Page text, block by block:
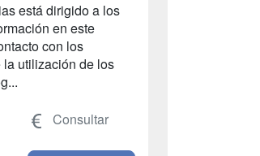
está dirigido a los
en este
con los
utilización de los
Consultar